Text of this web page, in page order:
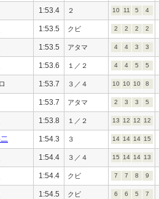
1:53.4 ２ 10 11 5 4
1:53.5 クビ 2 2 2 2
1:53.5 アタマ 4 4 3 3
1:53.6 １／２ 4 4 5 5
1:53.7 ３／４ 10 10 10 8
1:53.7 アタマ 2 3 3 5
1:53.8 １／２ 13 12 12 12
1:54.3 ３ 14 14 14 15
1:54.4 ３／４ 15 14 14 13
1:54.4 クビ 7 7 8 9
1:54.5 クビ 6 6 5 7